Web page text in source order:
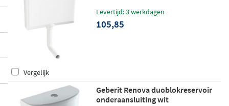
lassieke en traditionele toiletopstellingen.
In dit assortiment vind je hangende reserv
oirs van Wisa, Grohe, Geberit en Duravit, i
n verschillende maten en kleuren. Kies uit
modellen met een
poeling of spoelonderbreking, uitvoering
en met anti-condensisolatie of een deksel
Levertijd: 3 werkdagen
105,85
Vergelijk
Geberit Renova duoblokreservoir
onderaansluiting wit